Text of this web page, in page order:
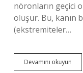
nöronların geçici
oluşur. Bu, kanın
(ekstremiteler…
Devamını okuyun